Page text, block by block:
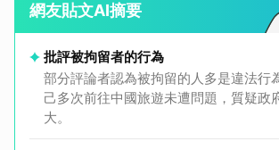
網友貼文AI摘要
批評被拘留者的行為
部分評論者認為被拘留的人多是違法行
己多次前往中國旅遊未遭問題，質疑政
大。